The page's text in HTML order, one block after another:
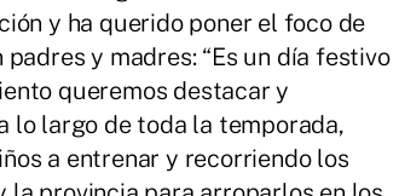
y ha querido poner el foco de
y madres: “Es un día festivo
queremos destacar y
lo largo de toda la temporada,
a entrenar y recorriendo los